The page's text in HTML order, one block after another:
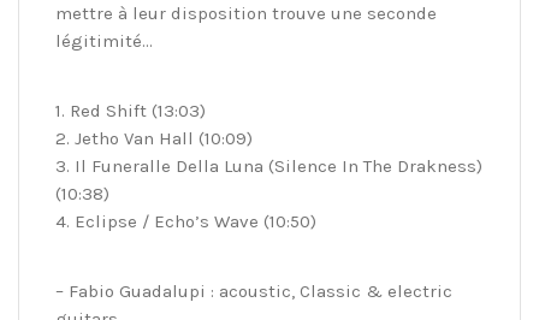
mettre à leur disposition trouve une seconde
légitimité…
1. Red Shift (13:03)
2. Jetho Van Hall (10:09)
3. Il Funeralle Della Luna (Silence In The Drakness)
(10:38)
4. Eclipse / Echo’s Wave (10:50)
– Fabio Guadalupi : acoustic, Classic & electric